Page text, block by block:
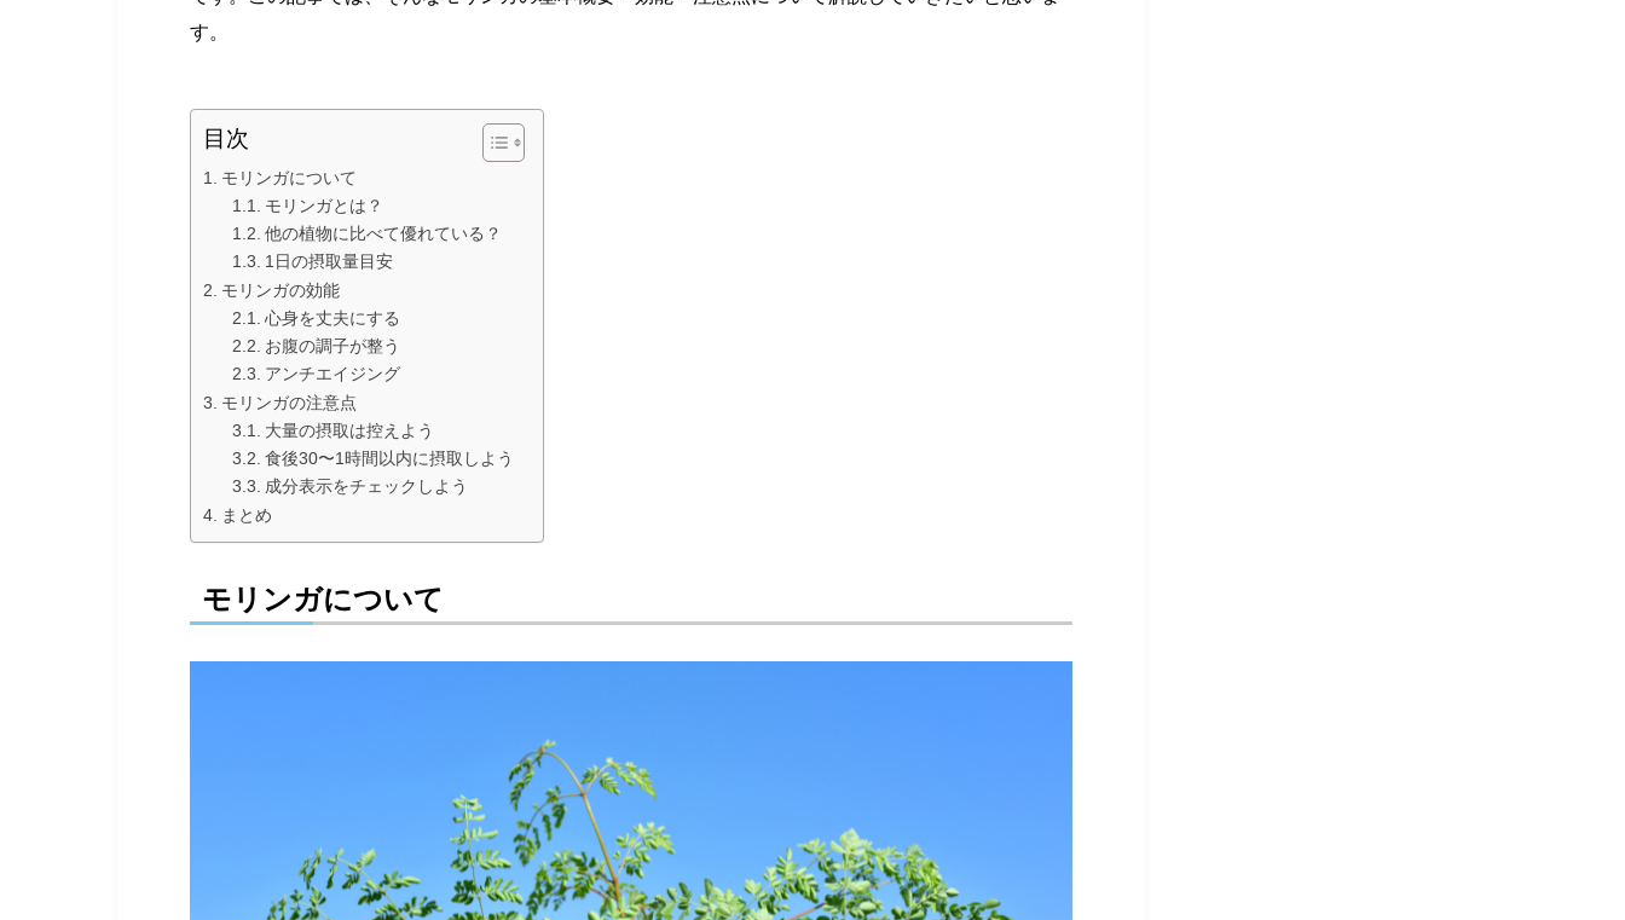
す。
目次
モリンガについて
モリンガとは？
他の植物に比べて優れている？
1日の摂取量目安
モリンガの効能
心身を丈夫にする
お腹の調子が整う
アンチエイジング
モリンガの注意点
大量の摂取は控えよう
食後30〜1時間以内に摂取しよう
成分表示をチェックしよう
まとめ
モリンガについて